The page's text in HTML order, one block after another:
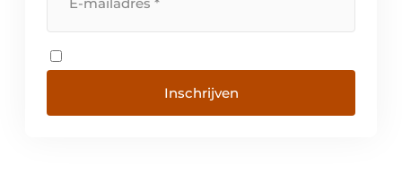
Inschrijven